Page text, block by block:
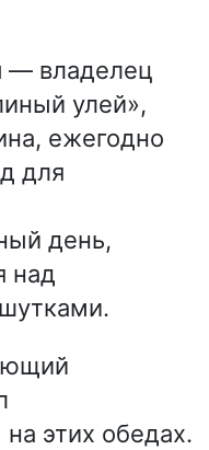
— владелец
улей»,
ежегодно
для
день,
над
этих обедах.